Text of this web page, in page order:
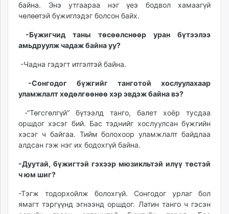
байна. Энэ утгаараа нэг үеэ бодвол хамаагүй
чөлөөтэй бүжиглэдэг болсон байх.
-Бүжигчид таны төсөөлснөөр уран бүтээлээ
амьдруулж чадаж байна уу?
-Чадна гэдэгт итгэлтэй байна.
-Сонгодог бүжгийг танготой хослуулахаар
уламжлалт хөдөлгөөнөө хэр эвдэж байна вэ?
-“Төгсгөлгүй” бүтээлд танго, балет хоёр тусдаа
оршдог хэсэг бий. Бас тэднийг хослуулсан бүжгийн
хэсэг ч байгаа. Тийм болохоор уламжлалт байдлаа
алдсан гэж нэг их бодохгүй байна.
-Дуутай, бүжигтэй гэхээр мюзикльтэй илүү төстэй
ч юм шиг?
-Тэгж тодорхойлж болохгүй. Сонгодог урлаг бол
ямагт тэргүүнд эгнээнд оршдог. Латин танго ч гэсэн